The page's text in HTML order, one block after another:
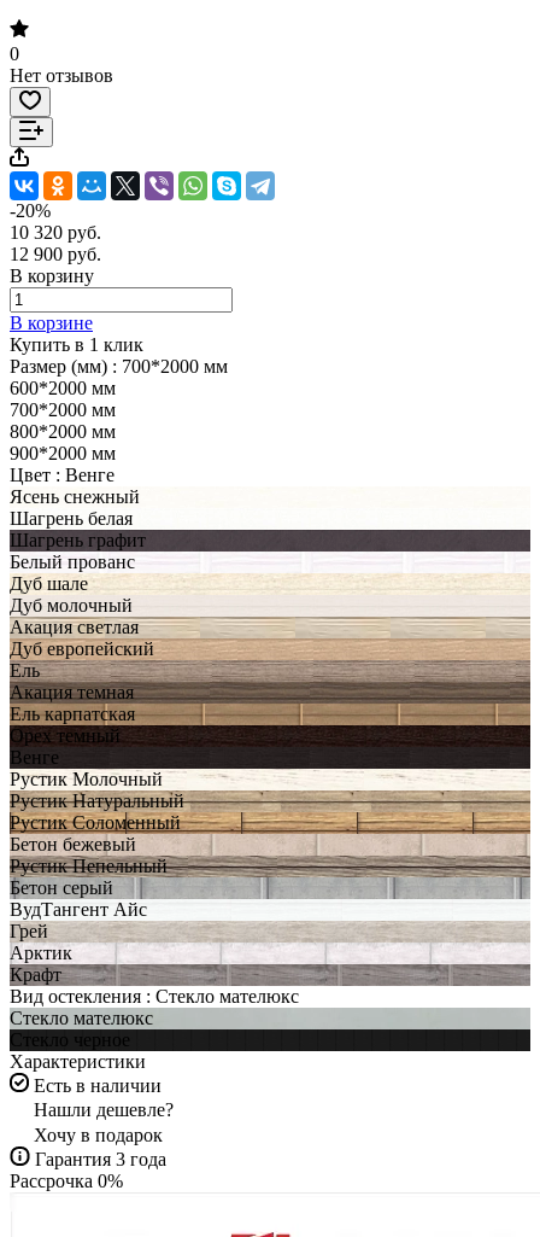
0
Нет отзывов
-20%
10 320 руб.
12 900 руб.
В корзину
В корзине
Купить в 1 клик
Размер (мм) : 700*2000 мм
600*2000 мм
700*2000 мм
800*2000 мм
900*2000 мм
Цвет : Венге
Ясень снежный
Шагрень белая
Шагрень графит
Белый прованс
Дуб шале
Дуб молочный
Акация светлая
Дуб европейский
Ель
Акация темная
Ель карпатская
Орех темный
Венге
Рустик Молочный
Рустик Натуральный
Рустик Соломенный
Бетон бежевый
Рустик Пепельный
Бетон серый
ВудТангент Айс
Грей
Арктик
Крафт
Вид остекления : Стекло мателюкс
Стекло мателюкс
Стекло черное
Характеристики
Есть в наличии
Нашли дешевле?
Хочу в подарок
Гарантия 3 года
Рассрочка 0%